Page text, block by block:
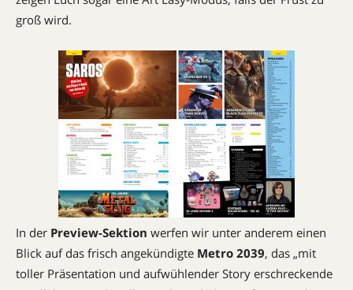
groß wird.
In der Preview-Sektion werfen wir unter anderem einen
Blick auf das frisch angekündigte Metro 2039, das „mit
toller Präsentation und aufwühlender Story erschreckende